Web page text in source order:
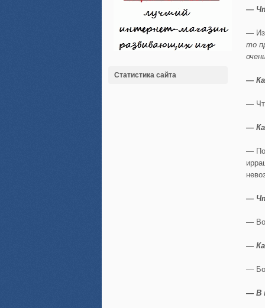
Статистика сайта
—
—
то
—
—
—
—
—
—
—
—
— В